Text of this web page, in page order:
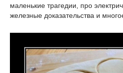
маленькие трагедии, про
железные доказательства и